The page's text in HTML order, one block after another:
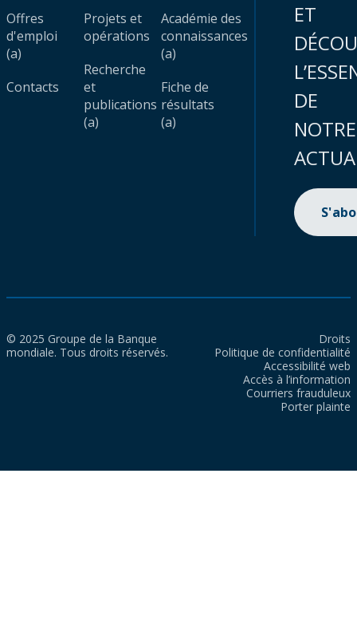
Offres
d'emploi
(a)
Contacts
Projets et
opérations
Recherche
et
publications
(a)
Académie des
connaissances
(a)
Fiche de
résultats
(a)
ET
DE
NOTRE
© 2025 Groupe de la Banque
mondiale. Tous droits réservés.
Droits
Politique de confidentialité
Accessibilité web
Accès à l’information
Courriers frauduleux
Porter plainte